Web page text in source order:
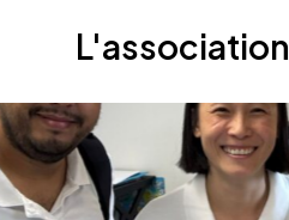
L'association